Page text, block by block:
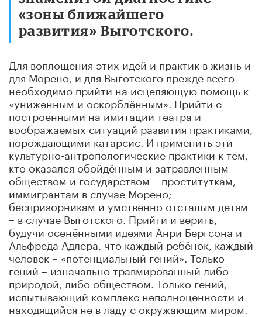
«зоны ближайшего
развития» Выготского.
Для воплощения этих идей и практик в жизнь и
для Морено, и для Выготского прежде всего
необходимо прийти на исцеляющую помощь к
«униженным и оскорблённым». Прийти с
построенными на имитации театра и
воображаемых ситуаций развития практиками,
порождающими катарсис. И применить эти
культурно-антропологические практики к тем,
кто оказался обойдённым и затравленным
обществом и государством – проституткам,
иммигрантам в случае Морено;
беспризорникам и умственно отсталым детям
– в случае Выготского. Прийти и верить,
будучи осенёнными идеями Анри Бергсона и
Альфреда Адлера, что каждый ребёнок, каждый
человек – «потенциальный гений». Только
гений – изначально травмированный либо
природой, либо обществом. Только гений,
испытывающий комплекс неполноценности и
находящийся не в ладу с окружающим миром.